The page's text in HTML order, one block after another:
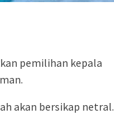
pemilihan kepala
akan bersikap netral.